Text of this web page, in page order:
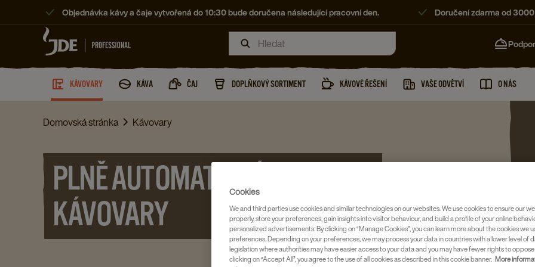
Objednávka kávy a čaje vytvořená do 10:30 bude doručena následující pracovní den. Doručení zdarma od
KÁVOVARY KÁVA ČAJ DOPLŇKOVÝ SORTIMENT KÁVOVÉ ŘEŠENÍ VAŠE ODVĚTVÍ O NÁS
Domovská stránka Kávovary
PLNĚ AUTOMATICKÉ
KÁVOVARY
Cookies
We and third parties use cookies and similar technologies on our websites. We use cookies to ensure our
properly, store your preferences, gain insights into visitor behaviour, and build a profile of your online
personalized advertisements. By clicking on “Manage Cookies”, you can learn more about the cookies we
preferences. Depending on your preferences, we may process your data in countries with a lower level of
legislation where authorities may have easier access to your data and you may have fewer rights to
clicking on “Accept All”, you agree to the use of all cookies as described in this cookie banner. More